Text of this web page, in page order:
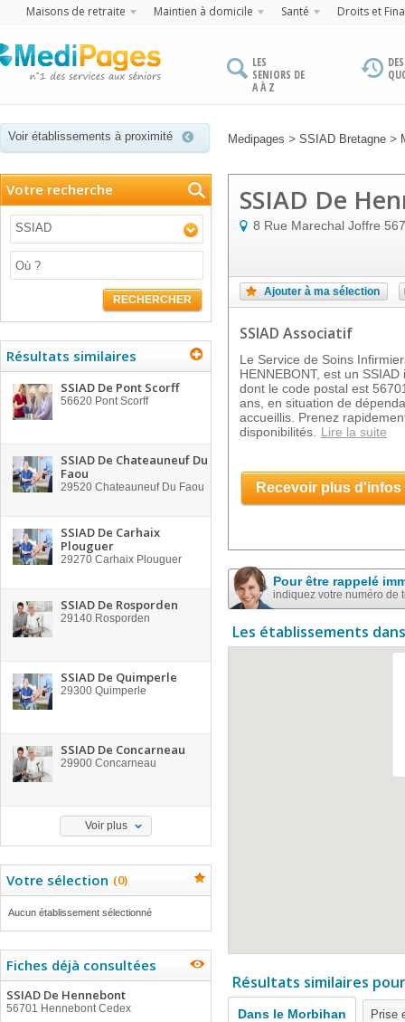
Maisons de retraite Maintien à domicile Santé Droits et
LES
SENIORS DE
A À Z
Voir établissements à proximité Medipages > SSIAD Bretagne >
Votre recherche
SSIAD
RECHERCHER
Résultats similaires
SSIAD De Pont Scorff
56620 Pont Scorff
SSIAD De Chateauneuf Du
Faou
29520 Chateauneuf Du Faou
SSIAD De Carhaix
Plouguer
29270 Carhaix Plouguer
SSIAD De Rosporden
29140 Rosporden
SSIAD De Quimperle
29300 Quimperle
SSIAD De Concarneau
29900 Concarneau
Voir plus
Votre sélection (0)
Aucun établissement sélectionné
Fiches déjà consultées
SSIAD De Hennebont
56701 Hennebont Cedex
SSIAD De
8 Rue Marechal Joffre
Ajouter à ma sélection
SSIAD Associatif
Le Service de Soins
HENNEBONT, est un
dont le code postal est
ans, en situation de
accueillis. Prenez
disponibilités.
Lire la suite
Recevoir plus d'infos
Pour être rappelé
indiquez votre numéro de
Les établissements
Résultats similaires
Dans le Morbihan Prise